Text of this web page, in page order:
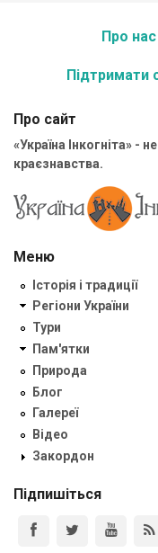
Про нас
Підтримати
Про сайт
«Україна Інкогніта» -
краєзнавства.
Меню
Історія і традиції
Регіони України
Тури
Пам'ятки
Природа
Блог
Галереї
Відео
Закордон
Підпишіться